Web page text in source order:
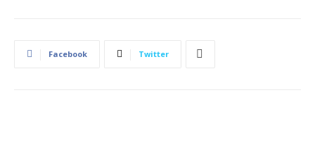
Facebook Twitter